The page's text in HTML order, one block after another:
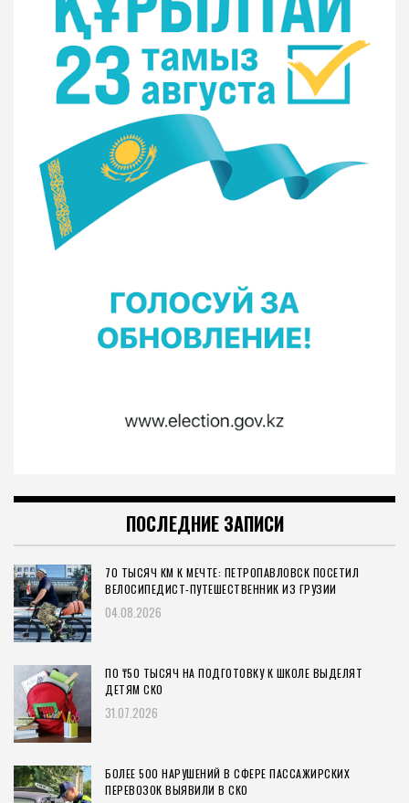
ПОСЛЕДНИЕ ЗАПИСИ
70 ТЫСЯЧ КМ К МЕЧТЕ: ПЕТРОПАВЛОВСК ПОСЕТИЛ
ВЕЛОСИПЕДИСТ-ПУТЕШЕСТВЕННИК ИЗ ГРУЗИИ
04.08.2026
ПО ₸50 ТЫСЯЧ НА ПОДГОТОВКУ К ШКОЛЕ ВЫДЕЛЯТ
ДЕТЯМ СКО
31.07.2026
БОЛЕЕ 500 НАРУШЕНИЙ В СФЕРЕ ПАССАЖИРСКИХ
ПЕРЕВОЗОК ВЫЯВИЛИ В СКО